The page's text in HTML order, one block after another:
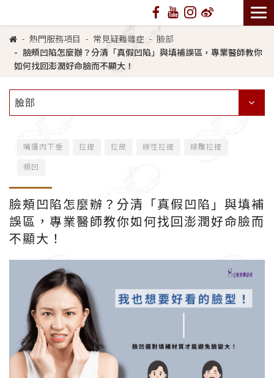
熱門服務項目 常見疑難雜症
臉部
臉頰凹陷怎麼辦？分清「真假凹陷」與填補誤區，專業醫師教你
如何找回澎潤好命臉而不顯大！
臉部
嘴邊肉下垂 拉提 拉皮 線性拉提 線雕拉提
頰凹
臉頰凹陷怎麼辦？分清「真假凹陷」與填補
誤區，專業醫師教你如何找回澎潤好命臉而
不顯大！